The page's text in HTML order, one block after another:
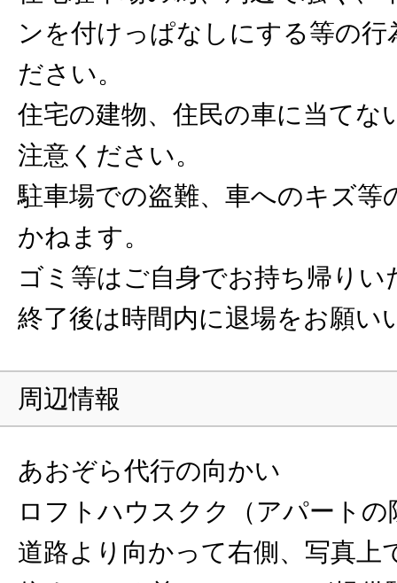
ンを付けっぱなしにする等の行
ださい。
住宅の建物、住民の車に当てな
注意ください。
駐車場での盗難、車へのキズ等
かねます。
ゴミ等はご自身でお持ち帰りい
終了後は時間内に退場をお願い
周辺情報
あおぞら代行の向かい
ロフトハウスクク（アパートの
道路より向かって右側、写真上